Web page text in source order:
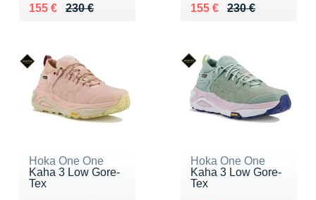
230 €
Au lieu de 230 €
155 €
Vendu 155 € 230 €
Au lieu de 230 €
155 €
Vendu 155 €
Hoka One One
Kaha 3 Low Gore-
Tex
Hoka One One
Kaha 3 Low Gore-
Tex